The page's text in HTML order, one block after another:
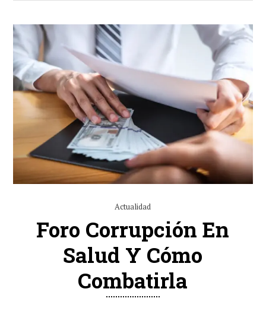
Actualidad
Foro Corrupción En
Salud Y Cómo
Combatirla